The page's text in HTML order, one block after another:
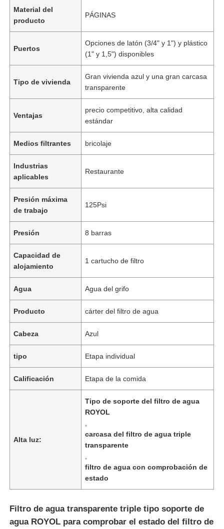
Videos
Visita a la fábrica
Control de Calidad
Contacto
Material del
producto
PÁGINAS
Puertos
Opciones de latón (3/4" y 1") y plástico
(1" y 1,5") disponibles
Tipo de vivienda
Gran vivienda azul y una gran carcasa
transparente
Ventajas
precio competitivo, alta calidad
estándar
Medios filtrantes bricolaje
Industrias
aplicables
Restaurante
Presión máxima
de trabajo
125Psi
Presión 8 barras
Capacidad de
alojamiento
1 cartucho de filtro
Agua Agua del grifo
Producto cárter del filtro de agua
Cabeza Azul
tipo Etapa individual
Calificación Etapa de la comida
Alta luz:
Tipo de soporte del filtro de agua
ROYOL
carcasa del filtro de agua triple
transparente
filtro de agua con comprobación de
estado
Filtro de agua transparente triple tipo soporte de
agua ROYOL para comprobar el estado del filtro de